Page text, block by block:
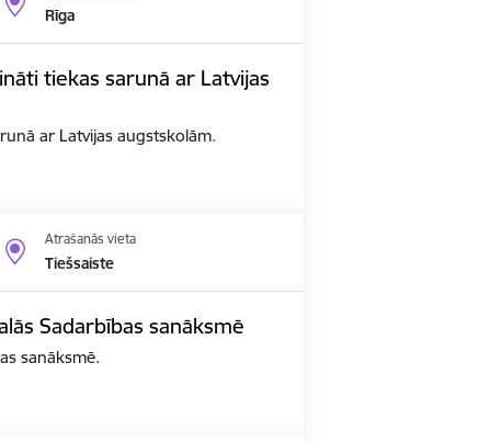
Rīga
tiekas sarunā ar Latvijas
ar Latvijas augstskolām.
Atrašanās vieta
Tiešsaiste
Sadarbības sanāksmē
sanāksmē.